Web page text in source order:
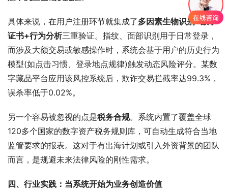
具体来说，在用户注册环节就集成了多因素生物识别+数字
证书+行为分析三重验证。指纹、面部识别用于日常登录，
而涉及大额交易或敏感操作时，系统会基于用户的历史行为
模型(如点击习惯、登录地点规律)触发动态风险评分。某数
字藏品平台应用该风控系统后，欺诈交易拦截率达99.3%，
误杀率低于0.02%。
另一个容易被忽视的点是税务合规。系统内置了覆盖全球
120多个国家的数字资产税务规则库，可自动生成符合当地
监管要求的报表。这对于有出海计划或引入外资背景的团队
而言，是规避未来法律风险的刚性需求。
四、行业实践：当系统开始为业务创造价值